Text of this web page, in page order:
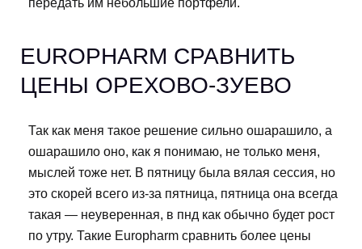
передать им небольшие портфели.
EUROPHARM СРАВНИТЬ
ЦЕНЫ ОРЕХОВО-ЗУЕВО
Так как меня такое решение сильно ошарашило, а
ошарашило оно, как я понимаю, не только меня,
мыслей тоже нет. В пятницу была вялая сессия, но
это скорей всего из-за пятница, пятница она всегда
такая — неуверенная, в пнд как обычно будет рост
по утру. Такие Europharm сравнить более цены